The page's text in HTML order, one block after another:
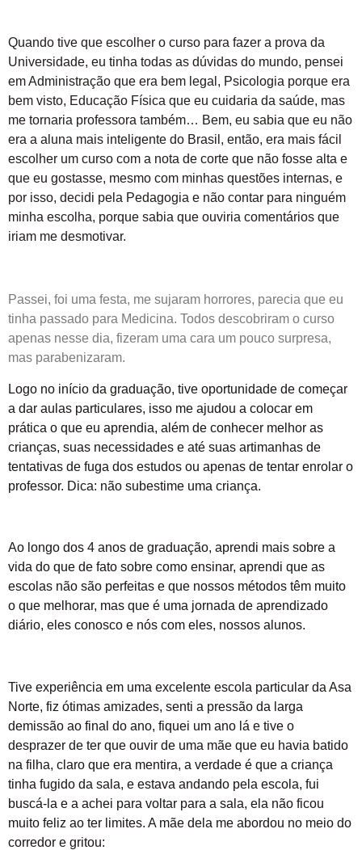
Quando tive que escolher o curso para fazer a prova da
Universidade, eu tinha todas as dúvidas do mundo, pensei
em Administração que era bem legal, Psicologia porque era
bem visto, Educação Física que eu cuidaria da saúde, mas
me tornaria professora também… Bem, eu sabia que eu não
era a aluna mais inteligente do Brasil, então, era mais fácil
escolher um curso com a nota de corte que não fosse alta e
que eu gostasse, mesmo com minhas questões internas, e
por isso, decidi pela Pedagogia e não contar para ninguém
minha escolha, porque sabia que ouviria comentários que
iriam me desmotivar.
Passei, foi uma festa, me sujaram horrores, parecia que eu
tinha passado para Medicina. Todos descobriram o curso
apenas nesse dia, fizeram uma cara um pouco surpresa,
mas parabenizaram.
Logo no início da graduação, tive oportunidade de começar
a dar aulas particulares, isso me ajudou a colocar em
prática o que eu aprendia, além de conhecer melhor as
crianças, suas necessidades e até suas artimanhas de
tentativas de fuga dos estudos ou apenas de tentar enrolar o
professor. Dica: não subestime uma criança.
Ao longo dos 4 anos de graduação, aprendi mais sobre a
vida do que de fato sobre como ensinar, aprendi que as
escolas não são perfeitas e que nossos métodos têm muito
o que melhorar, mas que é uma jornada de aprendizado
diário, eles conosco e nós com eles, nossos alunos.
Tive experiência em uma excelente escola particular da Asa
Norte, fiz ótimas amizades, senti a pressão da larga
demissão ao final do ano, fiquei um ano lá e tive o
desprazer de ter que ouvir de uma mãe que eu havia batido
na filha, claro que era mentira, a verdade é que a criança
tinha fugido da sala, e estava andando pela escola, fui
buscá-la e a achei para voltar para a sala, ela não ficou
muito feliz ao ter limites. A mãe dela me abordou no meio do
corredor e gritou: